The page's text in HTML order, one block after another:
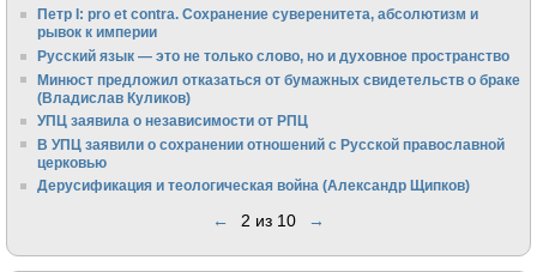
Петр I: pro et contra. Сохранение суверенитета, абсолютизм и
рывок к империи
Русский язык — это не только слово, но и духовное пространство
Минюст предложил отказаться от бумажных свидетельств о браке
(Владислав Куликов)
УПЦ заявила о независимости от РПЦ
В УПЦ заявили о сохранении отношений с Русской православной
церковью
Дерусификация и теологическая война (Александр Щипков)
← 2 из 10 →